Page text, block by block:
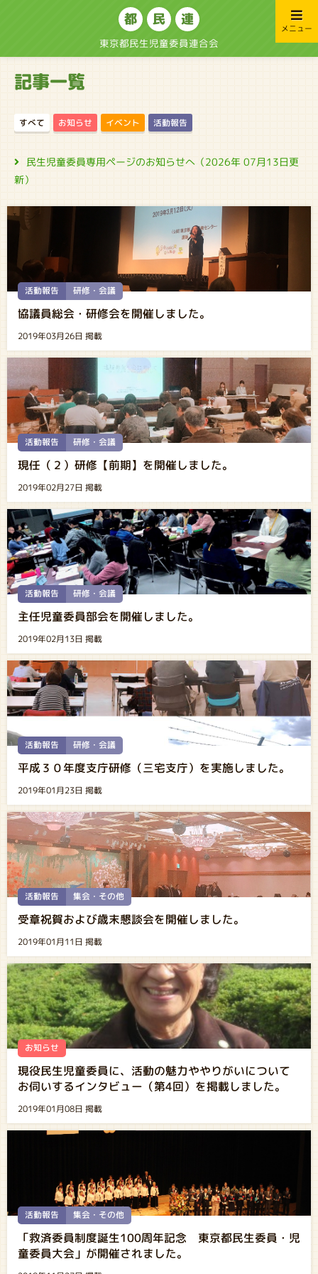
都 民 連
東京都民生児童委員連合会
記事一覧
すべて お知らせ イベント 活動報告
民生児童委員専用ページのお知らせへ（2026年 07月13日更
新）
協議員総会・研修会を開催しました。
活動報告 研修・会議
2019年03月26日 掲載
現任（２）研修【前期】を開催しました。
活動報告 研修・会議
2019年02月27日 掲載
主任児童委員部会を開催しました。
活動報告 研修・会議
2019年02月13日 掲載
平成３０年度支庁研修（三宅支庁）を実施しました。
活動報告 研修・会議
2019年01月23日 掲載
受章祝賀および歳末懇談会を開催しました。
活動報告 集会・その他
2019年01月11日 掲載
現役民生児童委員に、活動の魅力ややりがいについて
お伺いするインタビュー（第4回）を掲載しました。
お知らせ
2019年01月08日 掲載
「救済委員制度誕生100周年記念 東京都民生委員・児
童委員大会」が開催されました。
活動報告 集会・その他
メニュー